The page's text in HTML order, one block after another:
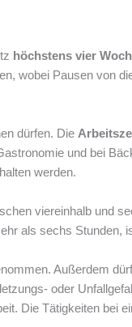
höchstens vier
wobei Pausen von
dürfen. Die
und bei
werden.
viereinhalb und
als sechs Stunden,
Außerdem
oder
Die Tätigkeiten bei